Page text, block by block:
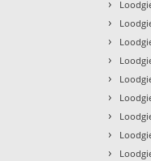
›
›
›
›
›
›
›
›
›